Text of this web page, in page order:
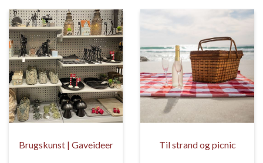
Brugskunst | Gaveideer Til strand og picnic